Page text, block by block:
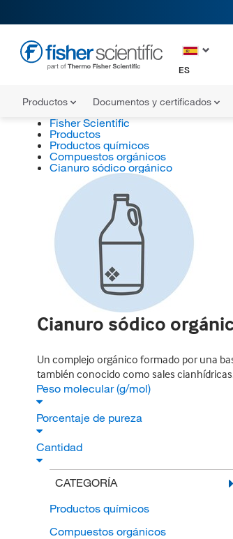
ES
Productos Documentos y certificados
Fisher Scientific
Productos
Productos químicos
Compuestos orgánicos
Cianuro sódico orgánico
Cianuro sódico
Un complejo orgánico formado por una
también conocido como sales
Peso molecular (g/mol)
Porcentaje de pureza
Cantidad
CATEGORÍA
Productos químicos
Compuestos orgánicos